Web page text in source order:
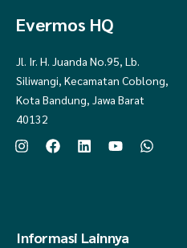
Evermos HQ
Jl. Ir. H. Juanda No.95, Lb.
Siliwangi, Kecamatan Coblong,
Kota Bandung, Jawa Barat
40132
Informasi Lainnya